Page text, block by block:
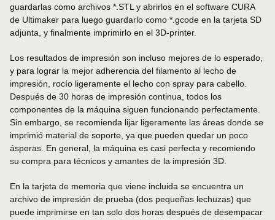
guardarlas como archivos *.STL y abrirlos en el software CURA
de Ultimaker para luego guardarlo como *.gcode en la tarjeta SD
adjunta, y finalmente imprimirlo en el 3D-printer.
Los resultados de impresión son incluso mejores de lo esperado,
y para lograr la mejor adherencia del filamento al lecho de
impresión, rocío ligeramente el lecho con spray para cabello.
Después de 30 horas de impresión continua, todos los
componentes de la máquina siguen funcionando perfectamente.
Sin embargo, se recomienda lijar ligeramente las áreas donde se
imprimió material de soporte, ya que pueden quedar un poco
ásperas. En general, la máquina es casi perfecta y recomiendo
su compra para técnicos y amantes de la impresión 3D.
En la tarjeta de memoria que viene incluida se encuentra un
archivo de impresión de prueba (dos pequeñas lechuzas) que
puede imprimirse en tan solo dos horas después de desempacar